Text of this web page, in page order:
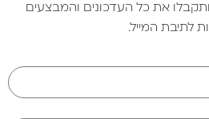
את חדר הילדים
איתנו?
את כל העדכונים והמבצעים
לתיבת המייל.